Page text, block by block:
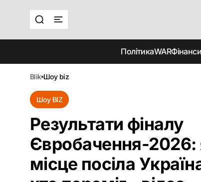
ПолітикаWARФінанси
blik шоу biz
Шоу BIZ
Результати фіналу
Євробачення-2026:
місце посіла